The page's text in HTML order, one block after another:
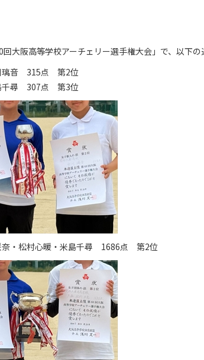
大阪高等学校アーチェリー選手権大会」で、以下の
音 315点 第2位
点 第3位
・松村心暖・米島千尋 1686点 第2位